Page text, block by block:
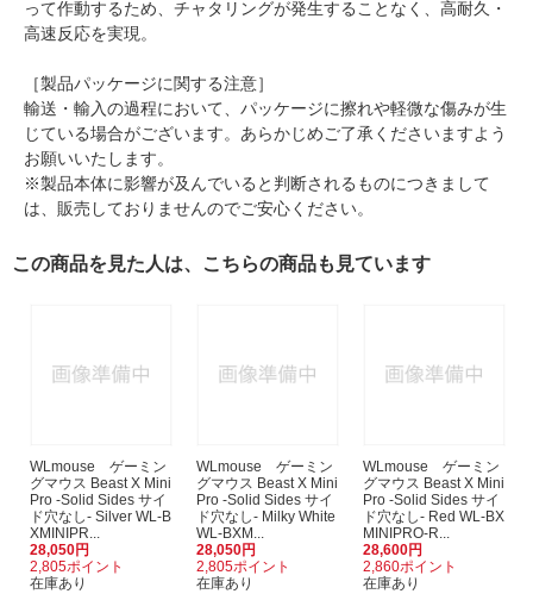
って作動するため、チャタリングが発生することなく、高耐久・
高速反応を実現。
［製品パッケージに関する注意］
輸送・輸入の過程において、パッケージに擦れや軽微な傷みが生
じている場合がございます。あらかじめご了承くださいますよう
お願いいたします。
※製品本体に影響が及んでいると判断されるものにつきまして
は、販売しておりませんのでご安心ください。
この商品を見た人は、こちらの商品も見ています
WLmouse ゲーミン
グマウス Beast X Mini
Pro -Solid Sides サイ
ド穴なし- Silver WL-B
XMINIPR...
28,050円
2,805ポイント
在庫あり
WLmouse ゲーミン
グマウス Beast X Mini
Pro -Solid Sides サイ
ド穴なし- Milky White
WL-BXM...
28,050円
2,805ポイント
在庫あり
WLmouse ゲーミン
グマウス Beast X Mini
Pro -Solid Sides サイ
ド穴なし- Red WL-BX
MINIPRO-R...
28,600円
2,860ポイント
在庫あり